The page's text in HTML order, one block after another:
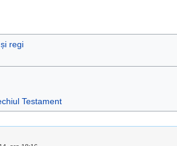
regi
Testament